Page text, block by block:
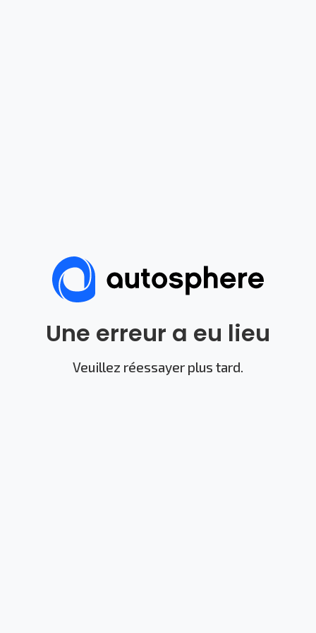
Une erreur a eu lieu
Veuillez réessayer plus tard.